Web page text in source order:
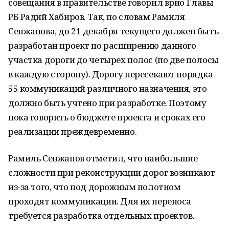
РБ Радий Хабиров. Так, по словам Рамиля
Сенжапова, до 21 декабря текущего должен быть
разработан проект по расширению данного
участка дороги до четырех полос (по две полосы
в каждую сторону). Дорогу пересекают порядка
55 коммуникаций различного назначения, это
должно быть учтено при разработке. Поэтому
пока говорить о бюджете проекта и сроках его
реализации преждевременно.
Рамиль Сенжапов отметил, что наибольшие
сложности при реконструкции дорог возникают
из-за того, что под дорожным полотном
проходят коммуникации. Для их переноса
требуется разработка отдельных проектов.